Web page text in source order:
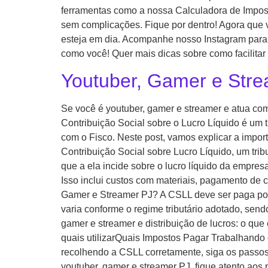
ferramentas como a nossa Calculadora de
sem complicações. Fique por dentro! Agora
esteja em dia. Acompanhe nosso Instagram
como você! Quer mais dicas sobre como
Youtuber, Gamer e
Se você é youtuber, gamer e streamer e atua
Contribuição Social sobre o Lucro Líquido é um
com o Fisco. Neste post, vamos explicar a
Contribuição Social sobre Lucro Líquido, um
que a ela incide sobre o lucro líquido da
Isso inclui custos com materiais, pagamento
Gamer e Streamer PJ? A CSLL deve ser paga
varia conforme o regime tributário adotado,
gamer e streamer e distribuição de lucros: o
quais utilizarQuais Impostos Pagar
recolhendo a CSLL corretamente, siga os